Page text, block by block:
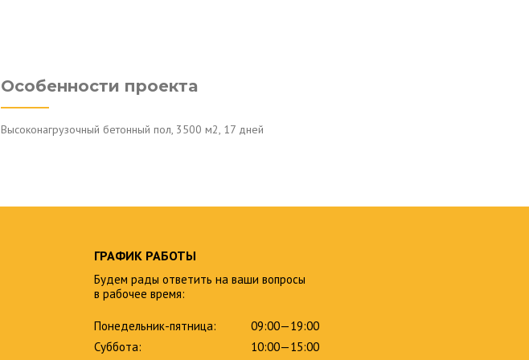
Особенности проекта
Высоконагрузочный бетонный пол, 3500 м2, 17 дней
ГРАФИК РАБОТЫ
Будем рады ответить на ваши вопросы
в рабочее время:
Понедельник-пятница:
09:00—19:00
Суббота:
10:00—15:00